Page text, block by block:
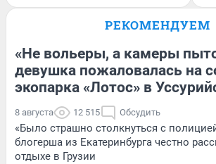
РЕКОМЕНДУЕМ
«Не вольеры, а камеры
девушка пожаловалась на
экопарка «Лотос» в
8 августа 12 515 Обсудить
«Было страшно столкнуться с
блогерша из Екатеринбурга честно
отдыхе в Грузии